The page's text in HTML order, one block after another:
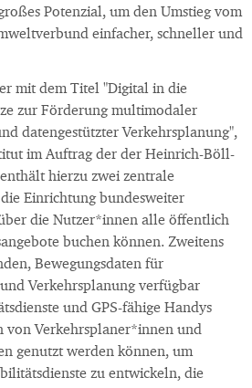
Potenzial, um den Umstieg vom
einfacher, schneller und
mit dem Titel "Digital in die
zur Förderung multimodaler
datengestützter Verkehrsplanung",
im Auftrag der der Heinrich-Böll-
hierzu zwei zentrale
Einrichtung bundesweiter
die Nutzer*innen alle öffentlich
buchen können. Zweitens
Bewegungsdaten für
Verkehrsplanung verfügbar
und GPS-fähige Handys
von Verkehrsplaner*innen und
genutzt werden können, um
zu entwickeln, die